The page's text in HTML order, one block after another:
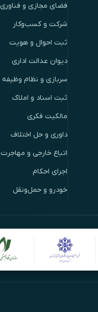
فضای مجازی و فناوری
شرکت و کسب‌وکار
ثبت احوال و هویت
دیوان عدالت اداری
سربازی و نظام وظیفه
ثبت اسناد و املاک
مالکیت فکری
داوری و حل اختلاف
اتباع خارجی و مهاجرت
اجرای احکام
خودرو و حمل‌ونقل